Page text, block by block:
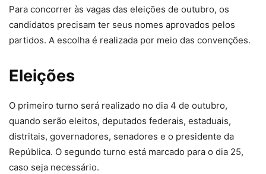
Para concorrer às vagas das eleições de outubro, os
candidatos precisam ter seus nomes aprovados pelos
partidos. A escolha é realizada por meio das convenções.
Eleições
O primeiro turno será realizado no dia 4 de outubro,
quando serão eleitos, deputados federais, estaduais,
distritais, governadores, senadores e o presidente da
República. O segundo turno está marcado para o dia 25,
caso seja necessário.